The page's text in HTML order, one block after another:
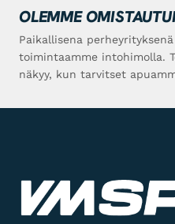
OLEMME
Paikallisena
toimintaamme intohimolla.
näkyy, kun tarvitset